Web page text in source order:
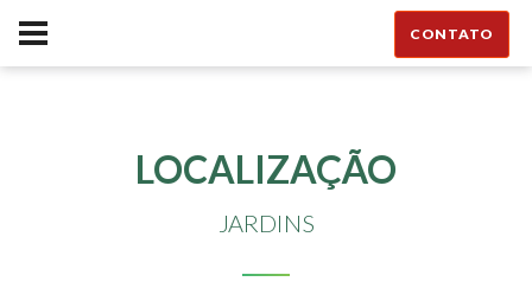
CONTATO
LOCALIZAÇÃO
JARDINS